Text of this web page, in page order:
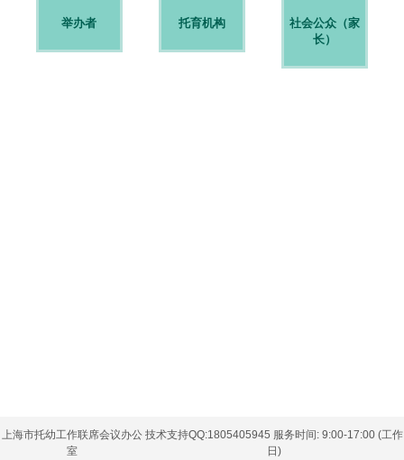
举办者 托育机构
社会公众（家
长）
上海市托幼工作联席会议办公
室
技术支持QQ:1805405945 服务时间: 9:00-17:00 (工作
日)